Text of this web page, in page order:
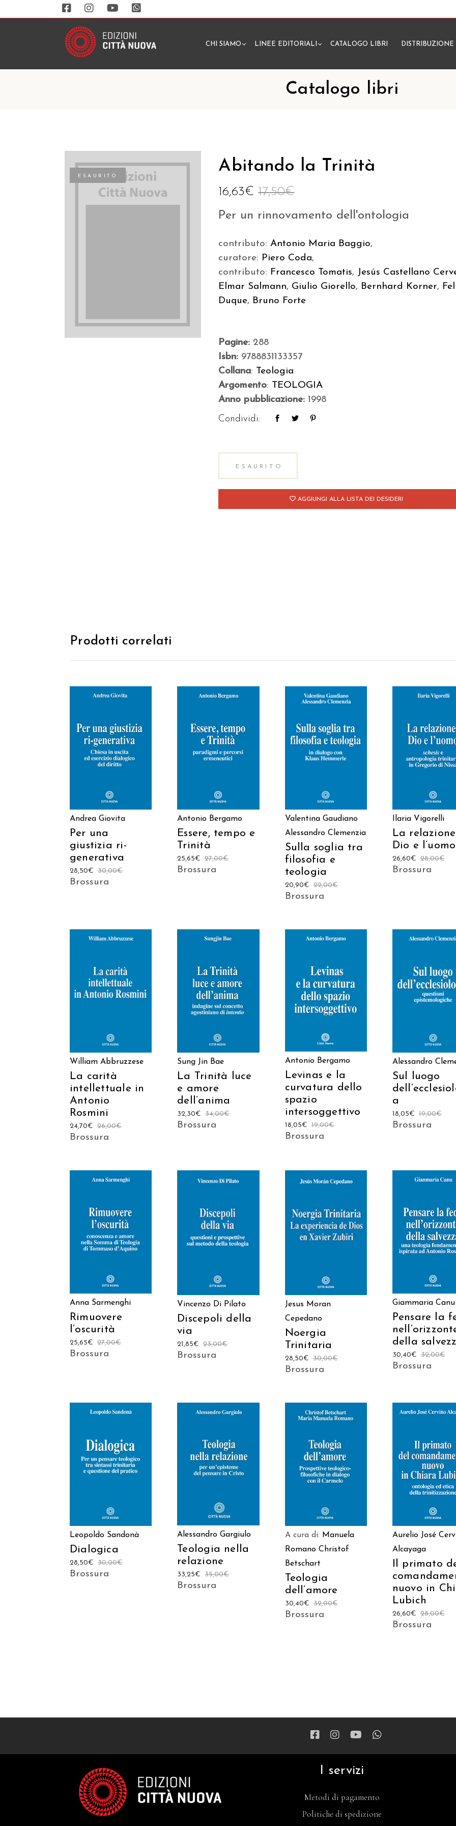
CHI SIAMO LINEE EDITORIALI CATALOGO LIBRI DISTRIBUZIONE
Catalogo libri
ESAURITO
Abitando la Trinità
17,50€
16,63€
Per un rinnovamento dell'ontologia
contributo:Antonio Maria Baggio,
curatore: Piero Coda,
contributo: Francesco Tomatis, Jesús Castellano
Elmar Salmann, Giulio Giorello, Bernhard Korner,
Duque, Bruno Forte
Pagine: 288
Isbn: 9788831133357
Collana: Teologia
Argomento: TEOLOGIA
Anno pubblicazione:1998
Condividi:
ESAURITO
AGGIUNGI ALLA LISTA DEI DESIDERI
Prodotti correlati
AGGIUNGI AL
CARRELLO
Andrea Giovita
Per una
giustizia ri-
generativa
30,00€
28,50€
Brossura
AGGIUNGI AL
CARRELLO
Antonio Bergamo
Essere, tempo e
Trinità
27,00€
25,65€
Brossura
AGGIUNGI AL
CARRELLO
Valentina Gaudiano
Alessandro Clemenzia
Sulla soglia tra
filosofia e
teologia
22,00€
20,90€
Brossura
AGGIUNGI AL
CARRELLO
Ilaria Vigorelli
La
Dio e l’uomo
28,00€
26,60€
Brossura
AGGIUNGI AL
CARRELLO
William Abbruzzese
La carità
intellettuale in
Antonio
Rosmini
26,00€
24,70€
Brossura
AGGIUNGI AL
CARRELLO
Sung Jin Bae
La Trinità luce
e amore
dell’anima
34,00€
32,30€
Brossura
AGGIUNGI AL
CARRELLO
Antonio Bergamo
Levinas e la
curvatura dello
spazio
intersoggettivo
19,00€
18,05€
Brossura
AGGIUNGI AL
CARRELLO
Alessandro
Sul luogo
a
19,00€
18,05€
Brossura
AGGIUNGI AL
CARRELLO
Anna Sarmenghi
Rimuovere
l’oscurità
27,00€
25,65€
Brossura
AGGIUNGI AL
CARRELLO
Vincenzo Di Pilato
Discepoli della
via
23,00€
21,85€
Brossura
AGGIUNGI AL
CARRELLO
Jesus Moran
Cepedano
Noergia
Trinitaria
30,00€
28,50€
Brossura
AGGIUNGI AL
CARRELLO
Giammaria Canu
Pensare la
della
32,00€
30,40€
Brossura
AGGIUNGI AL
CARRELLO
Leopoldo Sandonà
Dialogica
30,00€
28,50€
Brossura
AGGIUNGI AL
CARRELLO
Alessandro Gargiulo
Teologia nella
relazione
35,00€
33,25€
Brossura
AGGIUNGI AL
CARRELLO
A cura di: Manuela
Romano Christof
Betschart
Teologia
dell’amore
32,00€
30,40€
Brossura
AGGIUNGI AL
CARRELLO
Aurelio José
Alcayaga
Il primato
nuovo in
Lubich
28,00€
26,60€
Brossura
I servizi
Metodi di pagamento
Politiche di spedizione